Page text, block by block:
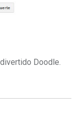
Doodle.